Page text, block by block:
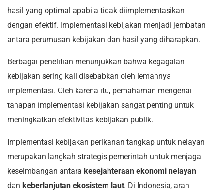
hasil yang optimal apabila tidak diimplementasikan
dengan efektif. Implementasi kebijakan menjadi jembatan
antara perumusan kebijakan dan hasil yang diharapkan.
Berbagai penelitian menunjukkan bahwa kegagalan
kebijakan sering kali disebabkan oleh lemahnya
implementasi. Oleh karena itu, pemahaman mengenai
tahapan implementasi kebijakan sangat penting untuk
meningkatkan efektivitas kebijakan publik.
Implementasi kebijakan perikanan tangkap untuk nelayan
merupakan langkah strategis pemerintah untuk menjaga
keseimbangan antara kesejahteraan ekonomi nelayan
dan keberlanjutan ekosistem laut. Di Indonesia, arah